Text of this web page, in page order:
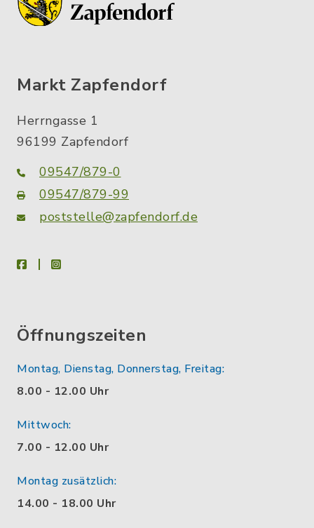
Markt Zapfendorf
Herrngasse 1
96199 Zapfendorf
09547/879-0
09547/879-99
poststelle@zapfendorf.de
facebookinstagram
Öffnungszeiten
Montag, Dienstag, Donnerstag, Freitag:
8.00 - 12.00 Uhr
Mittwoch:
7.00 - 12.00 Uhr
Montag zusätzlich:
14.00 - 18.00 Uhr